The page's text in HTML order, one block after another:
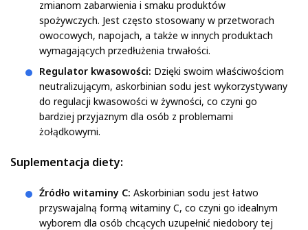
zmianom zabarwienia i smaku produktów
spożywczych. Jest często stosowany w przetworach
owocowych, napojach, a także w innych produktach
wymagających przedłużenia trwałości.
Regulator kwasowości: Dzięki swoim właściwościom
neutralizującym, askorbinian sodu jest wykorzystywany
do regulacji kwasowości w żywności, co czyni go
bardziej przyjaznym dla osób z problemami
żołądkowymi.
Suplementacja diety:
Źródło witaminy C: Askorbinian sodu jest łatwo
przyswajalną formą witaminy C, co czyni go idealnym
wyborem dla osób chcących uzupełnić niedobory tej